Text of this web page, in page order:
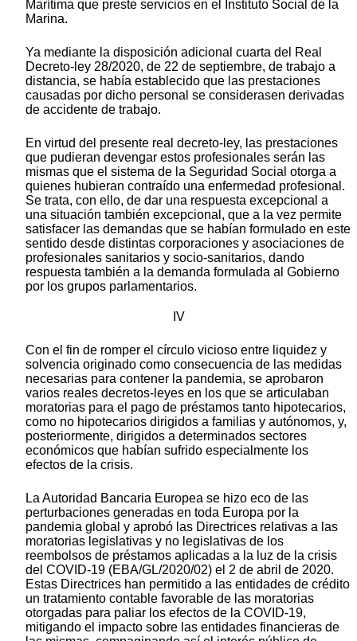
Marítima que preste servicios en el Instituto Social de la
Marina.
Ya mediante la disposición adicional cuarta del Real
Decreto-ley 28/2020, de 22 de septiembre, de trabajo a
distancia, se había establecido que las prestaciones
causadas por dicho personal se considerasen derivadas
de accidente de trabajo.
En virtud del presente real decreto-ley, las prestaciones
que pudieran devengar estos profesionales serán las
mismas que el sistema de la Seguridad Social otorga a
quienes hubieran contraído una enfermedad profesional.
Se trata, con ello, de dar una respuesta excepcional a
una situación también excepcional, que a la vez permite
satisfacer las demandas que se habían formulado en este
sentido desde distintas corporaciones y asociaciones de
profesionales sanitarios y socio-sanitarios, dando
respuesta también a la demanda formulada al Gobierno
por los grupos parlamentarios.
IV
Con el fin de romper el círculo vicioso entre liquidez y
solvencia originado como consecuencia de las medidas
necesarias para contener la pandemia, se aprobaron
varios reales decretos-leyes en los que se articulaban
moratorias para el pago de préstamos tanto hipotecarios,
como no hipotecarios dirigidos a familias y autónomos, y,
posteriormente, dirigidos a determinados sectores
económicos que habían sufrido especialmente los
efectos de la crisis.
La Autoridad Bancaria Europea se hizo eco de las
perturbaciones generadas en toda Europa por la
pandemia global y aprobó las Directrices relativas a las
moratorias legislativas y no legislativas de los
reembolsos de préstamos aplicadas a la luz de la crisis
del COVID-19 (EBA/GL/2020/02) el 2 de abril de 2020.
Estas Directrices han permitido a las entidades de crédito
un tratamiento contable favorable de las moratorias
otorgadas para paliar los efectos de la COVID-19,
mitigando el impacto sobre las entidades financieras de